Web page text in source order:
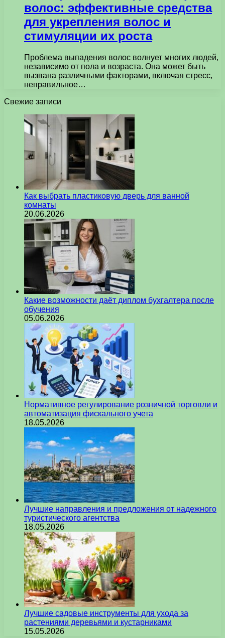
волос: эффективные средства
для укрепления волос и
стимуляции их роста
Проблема выпадения волос волнует многих людей,
независимо от пола и возраста. Она может быть
вызвана различными факторами, включая стресс,
неправильное…
Свежие записи
Как выбрать пластиковую дверь для ванной
комнаты
20.06.2026
Какие возможности даёт диплом бухгалтера после
обучения
05.06.2026
Нормативное регулирование розничной торговли и
автоматизация фискального учета
18.05.2026
Лучшие направления и предложения от надежного
туристического агентства
18.05.2026
Лучшие садовые инструменты для ухода за
растениями деревьями и кустарниками
15.05.2026